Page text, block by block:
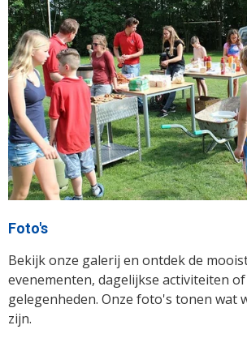
Foto's
Bekijk onze galerij en ontdek de
evenementen, dagelijkse activiteiten of
gelegenheden. Onze foto's tonen wat
zijn.